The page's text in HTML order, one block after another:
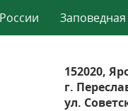
152020,
г.
ул.